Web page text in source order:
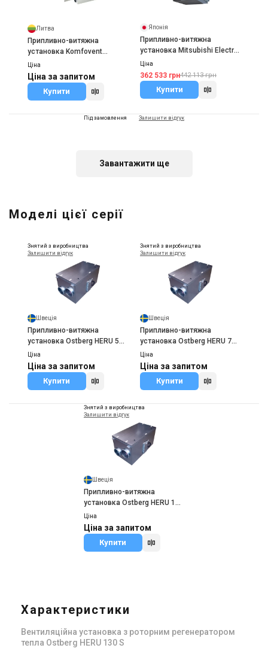
Вентиляційна решітка
MADEL серія DXL
Ціна
Литва
Припливно-витяжна
установка Komfovent
KOMPAKT REGO 1200
Ціна
Ціна за запитом
Купити
Японія
Припливно-витяжна
установка Mitsubishi Electric
LGH-160RVX-E
Ціна
362 533 грн442 113 грн
Купити
Під замовлення Залишити відгук
ALFA-C-WN
Завантажити ще
Моделі цієї серії
Знятий з виробництва
Залишити відгук
Швеція
Припливно-витяжна
установка Ostberg HERU 50
SЦіна
Ціна за запитом
Купити
Знятий з виробництва
Залишити відгук
Швеція
Припливно-витяжна
установка Ostberg HERU 75
SЦіна
Ціна за запитом
Купити
Знятий з виробництва
Залишити відгук
Швеція
Припливно-витяжна
установка Ostberg HERU 180
SЦіна
Ціна за запитом
Купити
Характеристики
Вентиляційна установка з роторним регенератором
тепла Ostberg HERU 130 S